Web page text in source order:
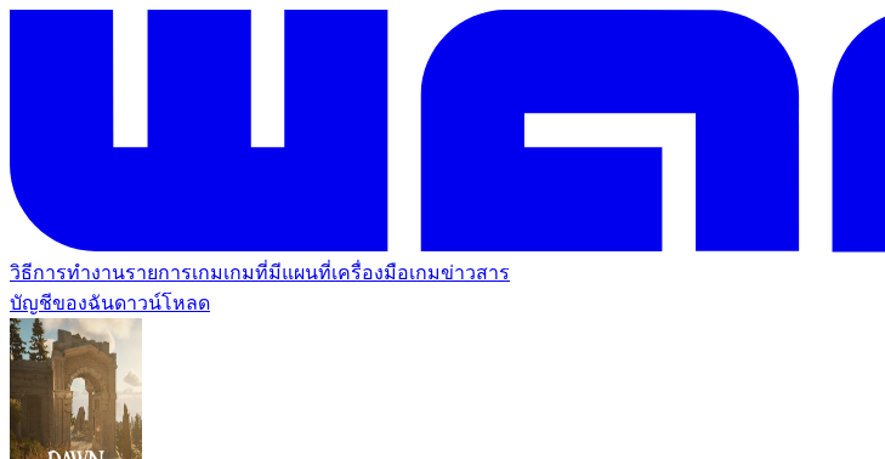
วิธีการทำงานรายการเกมเกมที่มีแผนที่เครื่องมือเกมข่าวสาร
บัญชีของฉันดาวน์โหลด